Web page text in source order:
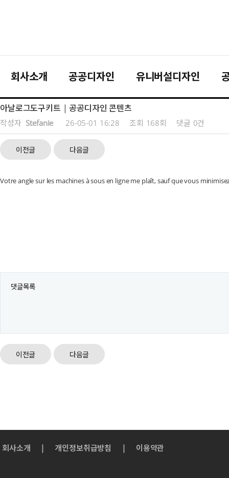
회사소개 공공디자인 유니버설디자인
아날로그도구키트 | 공공디자인 콘텐츠
작성자 Stefanie 26-05-01 16:28 조회 168회 댓글 0건
이전글 다음글
Votre angle sur les machines à sous en ligne me plaît, sauf que vous
댓글목록
이전글 다음글
회사소개 | 개인정보취급방침 | 이용약관